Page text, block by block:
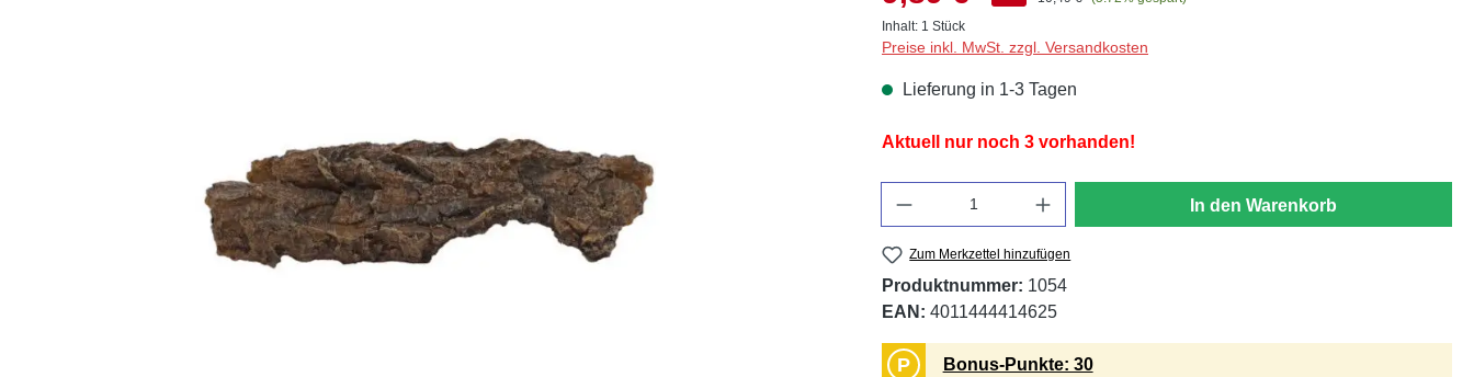
Inhalt: 1 Stück
Preise inkl. MwSt. zzgl. Versandkosten
Lieferung in 1-3 Tagen
Aktuell nur noch 3 vorhanden!
In den Warenkorb
Zum Merkzettel hinzufügen
Produktnummer: 1054
EAN: 4011444414625
P Bonus-Punkte: 30